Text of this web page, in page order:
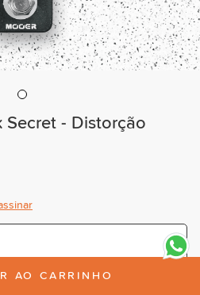
Secret - Distorção
AO CARRINHO